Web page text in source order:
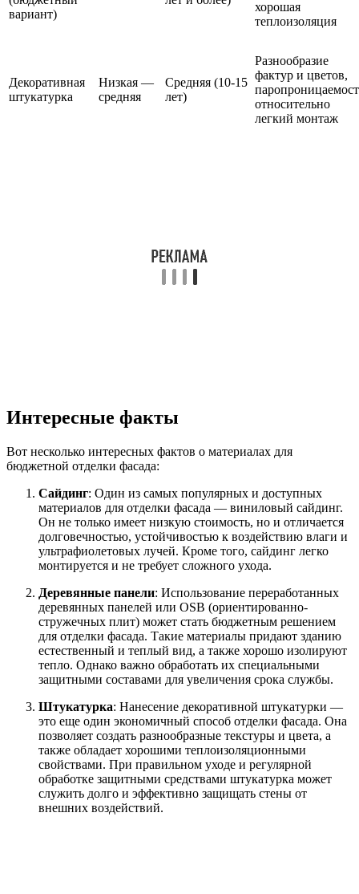
вариант)
хорошая
теплоизоляция
Декоративная
штукатурка
Низкая —
средняя
Средняя (10-15
лет)
Разнообразие
фактур и цветов,
относительно
легкий монтаж
Интересные факты
Вот несколько интересных фактов о материалах для
бюджетной отделки фасада:
Сайдинг: Один из самых популярных и доступных
материалов для отделки фасада — виниловый сайдинг.
Он не только имеет низкую стоимость, но и отличается
долговечностью, устойчивостью к воздействию влаги и
ультрафиолетовых лучей. Кроме того, сайдинг легко
монтируется и не требует сложного ухода.
Деревянные панели: Использование переработанных
деревянных панелей или OSB (ориентированно-
стружечных плит) может стать бюджетным решением
для отделки фасада. Такие материалы придают зданию
естественный и теплый вид, а также хорошо изолируют
тепло. Однако важно обработать их специальными
защитными составами для увеличения срока службы.
Штукатурка: Нанесение декоративной штукатурки —
это еще один экономичный способ отделки фасада. Она
позволяет создать разнообразные текстуры и цвета, а
также обладает хорошими теплоизоляционными
свойствами. При правильном уходе и регулярной
обработке защитными средствами штукатурка может
служить долго и эффективно защищать стены от
внешних воздействий.